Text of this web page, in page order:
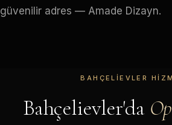
güvenilir adres — Amade Dizayn.
BAHÇELIEVLER
Bahçelievler'da